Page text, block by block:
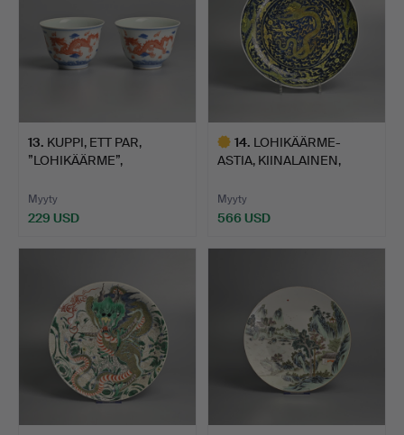
13. KUPPI, ETT PAR,
”LOHIKÄÄRME”,
Myyty
229 USD
14. LOHIKÄÄRME-
ASTIA, KIINALAINEN,
Myyty
566 USD